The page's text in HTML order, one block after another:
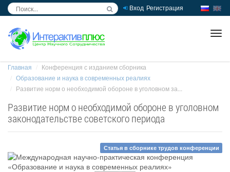
Вход Регистрация
Главная
Конференция с изданием сборника
Образование и наука в современных реалиях
Развитие норм о необходимой обороне в уголовном за...
Развитие норм о необходимой обороне в уголовном
законодательстве советского периода
Статья в сборнике трудов конференции